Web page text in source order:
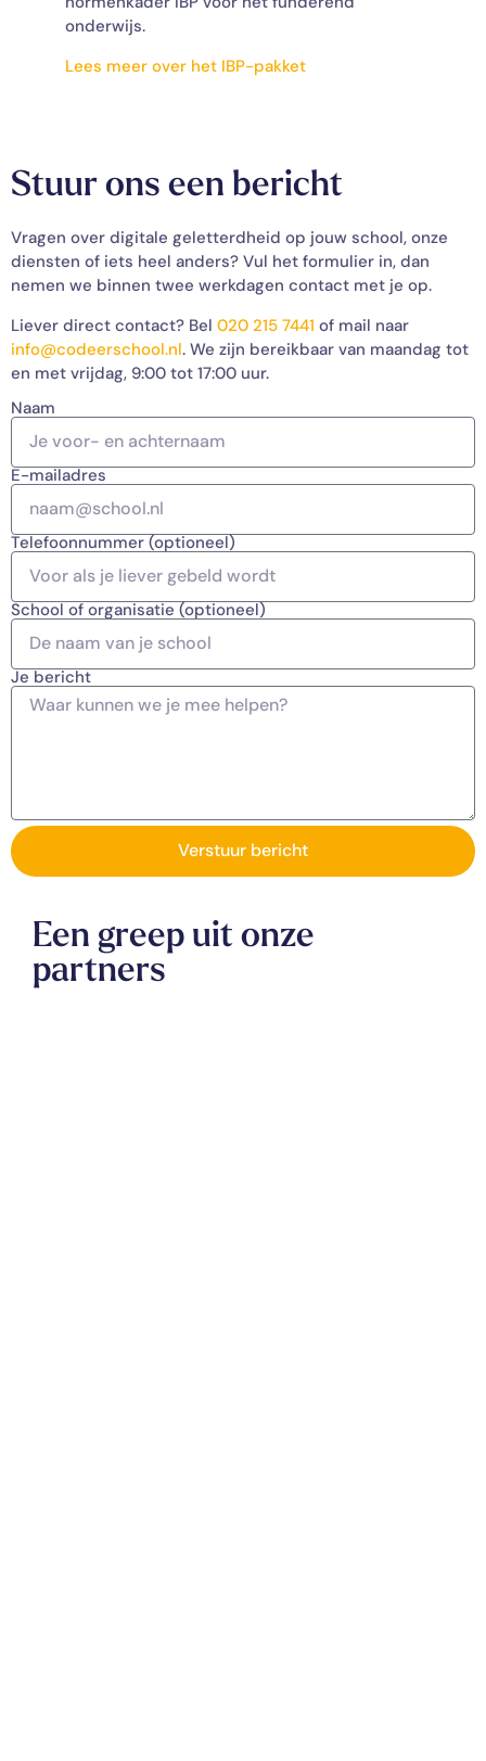
onderwijs.
Lees meer over het IBP-pakket
Stuur ons een bericht
Vragen over digitale geletterdheid op jouw school, onze
diensten of iets heel anders? Vul het formulier in, dan
nemen we binnen twee werkdagen contact met je op.
Liever direct contact? Bel 020 215 7441 of mail naar
info@codeerschool.nl. We zijn bereikbaar van maandag tot
en met vrijdag, 9:00 tot 17:00 uur.
Naam
E-mailadres
Telefoonnummer (optioneel)
School of organisatie (optioneel)
Je bericht
Verstuur bericht
Een greep uit onze
partners